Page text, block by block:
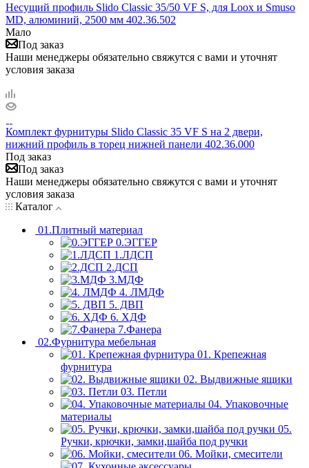
Несущий профиль Slido Classic 35/50 VF S, для Loox и Smuso
MD, алюминий, 2500 мм 402.36.502
Мало
Под заказ
Наши менеджеры обязательно свяжутся с вами и уточнят
условия заказа
Комплект фурнитуры Slido Classic 35 VF S на 2 двери,
нижний профиль в торец нижней панели 402.36.000
Под заказ
Под заказ
Наши менеджеры обязательно свяжутся с вами и уточнят
условия заказа
Каталог
01.Плитный материал
0.ЭГГЕР
1.ЛДСП
2.ДСП
3.МДФ
4. ЛМДФ
5. ДВП
6. ХДФ
7.Фанера
02.Фурнитура мебельная
01. Крепежная
фурнитура
02. Выдвижные ящики
03. Петли
04. Упаковочные
материалы
05.
Ручки, крючки, замки,шайба под ручки
06. Мойки, смесители